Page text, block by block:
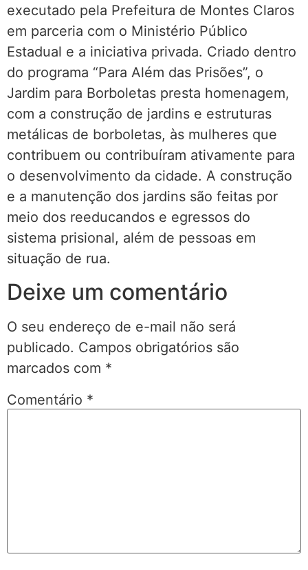
executado pela Prefeitura de Montes Claros
em parceria com o Ministério Público
Estadual e a iniciativa privada. Criado dentro
do programa “Para Além das Prisões”, o
Jardim para Borboletas presta homenagem,
com a construção de jardins e estruturas
metálicas de borboletas, às mulheres que
contribuem ou contribuíram ativamente para
o desenvolvimento da cidade. A construção
e a manutenção dos jardins são feitas por
meio dos reeducandos e egressos do
sistema prisional, além de pessoas em
situação de rua.
Deixe um comentário
O seu endereço de e-mail não será
publicado. Campos obrigatórios são
marcados com *
Comentário *